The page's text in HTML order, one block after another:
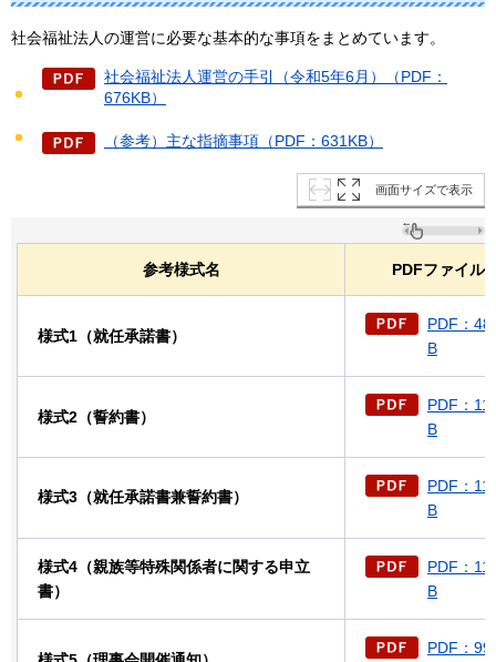
社会福祉法人の運営に必要な基本的な事項をまとめています。
社会福祉法人運営の手引（令和5年6月）（PDF：
676KB）
（参考）主な指摘事項（PDF：631KB）
画面サイズで表示
参考様式名 PDFファイル
様式1（就任承諾書）
PDF：
B
様式2（誓約書）
PDF：
B
様式3（就任承諾書兼誓約書）
PDF：
B
様式4（親族等特殊関係者に関する申立
書）
PDF：
B
PDF：